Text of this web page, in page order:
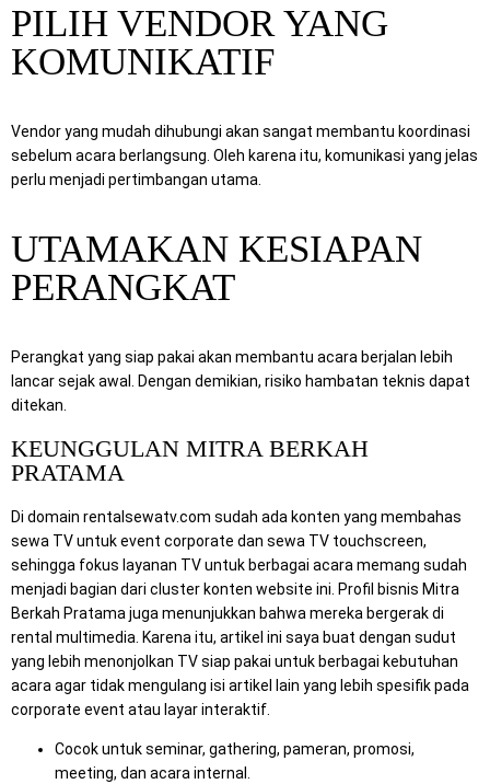
PILIH VENDOR YANG
KOMUNIKATIF
Vendor yang mudah dihubungi akan sangat membantu koordinasi
sebelum acara berlangsung. Oleh karena itu, komunikasi yang jelas
perlu menjadi pertimbangan utama.
UTAMAKAN KESIAPAN
PERANGKAT
Perangkat yang siap pakai akan membantu acara berjalan lebih
lancar sejak awal. Dengan demikian, risiko hambatan teknis dapat
ditekan.
KEUNGGULAN MITRA BERKAH
PRATAMA
Di domain rentalsewatv.com sudah ada konten yang membahas
sewa TV untuk event corporate dan sewa TV touchscreen,
sehingga fokus layanan TV untuk berbagai acara memang sudah
menjadi bagian dari cluster konten website ini. Profil bisnis Mitra
Berkah Pratama juga menunjukkan bahwa mereka bergerak di
rental multimedia. Karena itu, artikel ini saya buat dengan sudut
yang lebih menonjolkan TV siap pakai untuk berbagai kebutuhan
acara agar tidak mengulang isi artikel lain yang lebih spesifik pada
corporate event atau layar interaktif.
Cocok untuk seminar, gathering, pameran, promosi,
meeting, dan acara internal.